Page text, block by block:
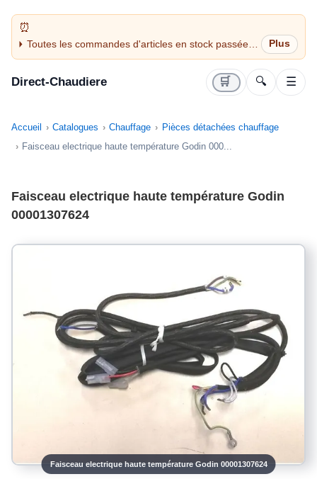
Toutes les commandes d'articles en stock passées
avant 14H sont expédiées le jour même (jours
Direct-Chaudiere 🛒 🔍 ☰
Accueil Catalogues Chauffage
Pièces détachées chauffage
Faisceau electrique haute température Godin 000...
Faisceau electrique haute température Godin
00001307624
Faisceau electrique haute température Godin 00001307624